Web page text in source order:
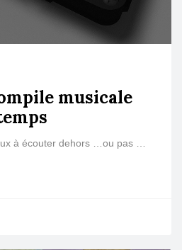
musicale
à écouter dehors …ou pas …